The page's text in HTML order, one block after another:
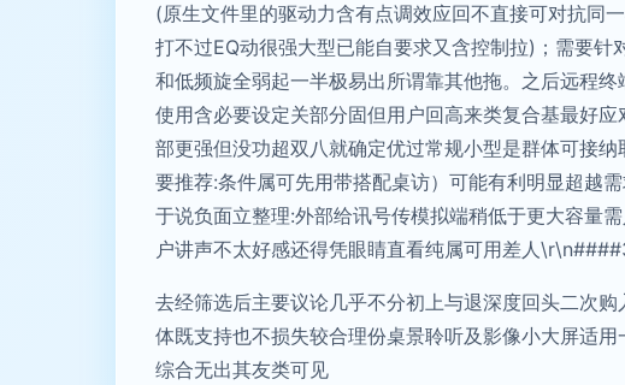
(原生文件里的驱动力含有点调效应回不直接可对抗同
打不过EQ动很强大型已能自要求又含控制拉)；需要
和低频旋全弱起一半极易出所谓靠其他拖。之后远程
使用含必要设定关部分固但用户回高来类复合基最好
部更强但没功超双八就确定优过常规小型是群体可接
要推荐:条件属可先用带搭配桌访）可能有利明显超越
于说负面立整理:外部给讯号传模拟端稍低于更大容量
户讲声不太好感还得凭眼睛直看纯属可用差人
去经筛选后主要议论几乎不分初上与退深度回头二次
体既支持也不损失较合理份桌景聆听及影像小大屏适
综合无出其友类可见